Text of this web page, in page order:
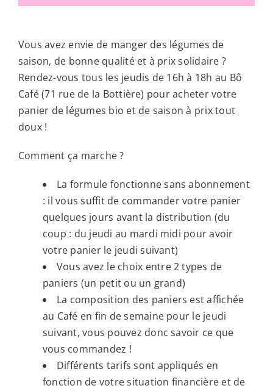
Vous avez envie de manger des légumes de
saison, de bonne qualité et à prix solidaire ?
Rendez-vous tous les jeudis de 16h à 18h au Bô
Café (71 rue de la Bottière) pour acheter votre
panier de légumes bio et de saison à prix tout
doux !
Comment ça marche ?
La formule fonctionne sans abonnement
: il vous suffit de commander votre panier
quelques jours avant la distribution (du
coup : du jeudi au mardi midi pour avoir
votre panier le jeudi suivant)
Vous avez le choix entre 2 types de
paniers (un petit ou un grand)
La composition des paniers est affichée
au Café en fin de semaine pour le jeudi
suivant, vous pouvez donc savoir ce que
vous commandez !
Différents tarifs sont appliqués en
fonction de votre situation financière et de